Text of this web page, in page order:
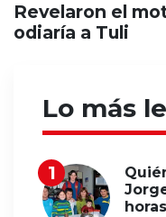
Revelaron el
odiaría a Tuli
Lo más